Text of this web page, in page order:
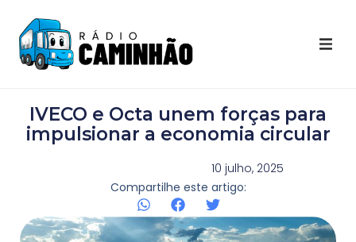
Destaques Youtube
Galeria de Fotos
Agenda
IVECO e Octa unem forças para
impulsionar a economia circular
10 julho, 2025
Compartilhe este artigo: